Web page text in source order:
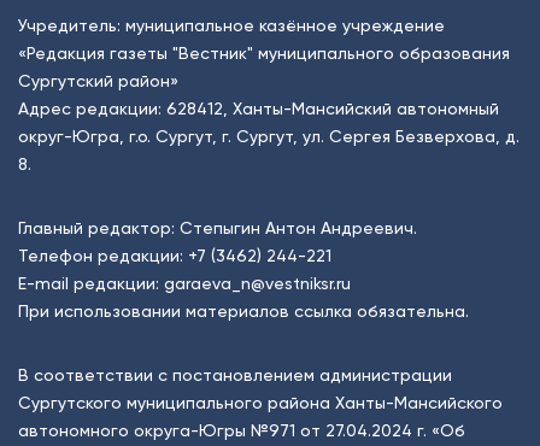
Учредитель: муниципальное казённое учреждение
«Редакция газеты "Вестник" муниципального образования
Сургутский район»
Адрес редакции: 628412, Ханты-Мансийский автономный
округ-Югра, г.о. Сургут, г. Сургут, ул. Сергея Безверхова, д.
8.
Главный редактор: Степыгин Антон Андреевич.
Телефон редакции: +7 (3462) 244-221
E-mail редакции: garaeva_n@vestniksr.ru
При использовании материалов ссылка обязательна.
В соответствии с постановлением администрации
Сургутского муниципального района Ханты-Мансийского
автономного округа-Югры №971 от 27.04.2024 г. «Об